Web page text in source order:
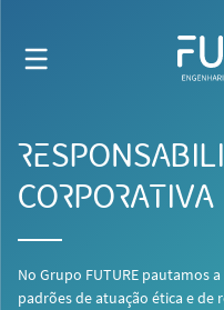
CORPORATIVA
No Grupo FUTURE pautamos
padrões de atuação ética e de